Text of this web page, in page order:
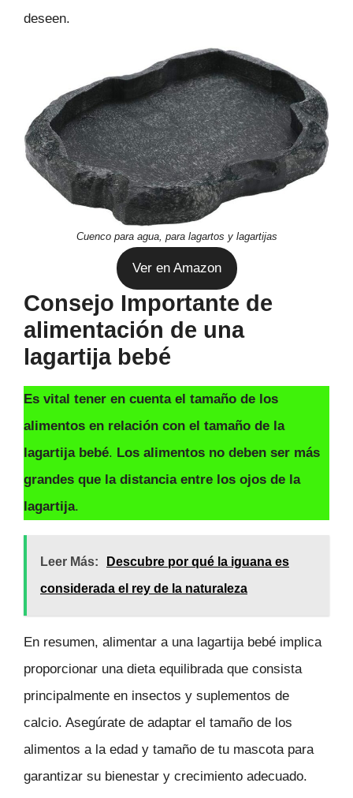
deseen.
Cuenco para agua, para lagartos y lagartijas
Ver en Amazon
Consejo Importante de
alimentación de una
lagartija bebé
Es vital tener en cuenta el tamaño de los
alimentos en relación con el tamaño de la
lagartija bebé. Los alimentos no deben ser más
grandes que la distancia entre los ojos de la
lagartija.
Leer Más:
Descubre por qué la iguana es
considerada el rey de la naturaleza
En resumen, alimentar a una lagartija bebé implica
proporcionar una dieta equilibrada que consista
principalmente en insectos y suplementos de
calcio. Asegúrate de adaptar el tamaño de los
alimentos a la edad y tamaño de tu mascota para
garantizar su bienestar y crecimiento adecuado.